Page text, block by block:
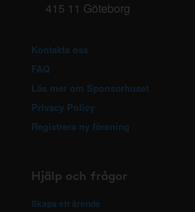
415 11 Göteborg
Kontakta oss
FAQ
Läs mer om Sponsorhuset
Privacy Policy
Registrera ny förening
Hjälp och frågor
Skapa ett ärende